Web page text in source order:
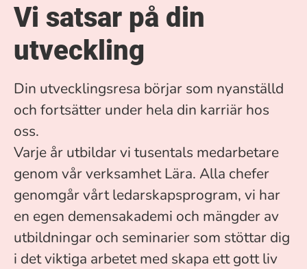
Vi satsar på din
utveckling
Din utvecklingsresa börjar som nyanställd
och fortsätter under hela din karriär hos
oss.
Varje år utbildar vi tusentals medarbetare
genom vår verksamhet Lära. Alla chefer
genomgår vårt ledarskapsprogram, vi har
en egen demensakademi och mängder av
utbildningar och seminarier som stöttar dig
i det viktiga arbetet med skapa ett gott liv